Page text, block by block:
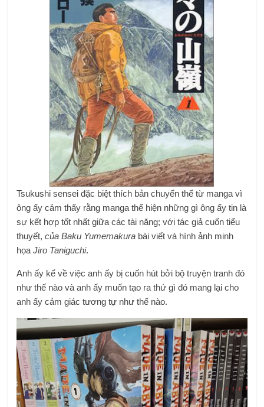
Tsukushi sensei đặc biệt thích bản chuyển thể từ manga vì
ông ấy cảm thấy rằng manga thể hiện những gì ông ấy tin là
sự kết hợp tốt nhất giữa các tài năng; với tác giả cuốn tiểu
thuyết,của Baku Yumemakura bài viết và hình ảnh minh
họaJiro Taniguchi.
Anh ấy kể về việc anh ấy bị cuốn hút bởi bộ truyện tranh đó
như thế nào và anh ấy muốn tạo ra thứ gì đó mang lại cho
anh ấy cảm giác tương tự như thế nào.